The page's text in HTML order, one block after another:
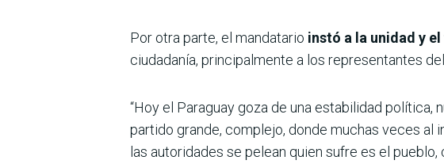
Por otra parte, el mandatario instó a la unidad y
ciudadanía, principalmente a los representantes
“Hoy el Paraguay goza de una estabilidad
partido grande, complejo, donde muchas veces al
las autoridades se pelean quien sufre es el pueblo,